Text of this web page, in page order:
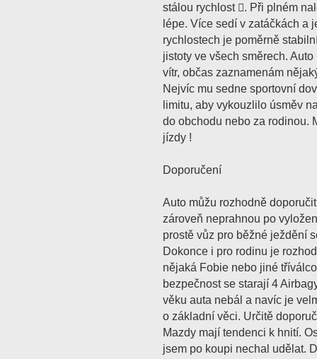
stálou rychlost . Při plném
lépe. Více sedí v zatáčkách a
rychlostech je poměrně
jistoty ve všech směrech.
vítr, občas zaznamenám
Nejvíc mu sedne sportovní
limitu, aby vykouzlilo úsměv
do obchodu nebo za rodinou.
jízdy !
Doporučení
Auto můžu rozhodně
zároveň neprahnou po
prostě vůz pro běžné ježdění
Dokonce i pro rodinu je
nějaká Fobie nebo jiné
bezpečnost se starají 4
věku auta nebál a navíc je
o základní věci. Určitě
Mazdy mají tendenci k hnití.
jsem po koupi nechal udělat.